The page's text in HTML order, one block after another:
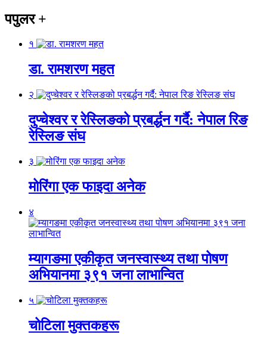
पपुलर+
१
डा. रामशरण महत
२
दुप्चेश्वर र रेस्लिङको प्रबर्द्धन गर्दै: नेपाल रिङ
रेस्लिङ संघ
३
मोरिंगा एक फाइदा अनेक
४
म्यागङमा एकीकृत जनस्वास्थ्य तथा पोषण
अभियानमा ३९१ जना लाभान्वित
५
चोटिला मुक्तकहरू